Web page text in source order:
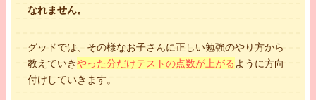
なれません。
グッドでは、その様なお子さんに正しい勉強のやり方から
教えていきやった分だけテストの点数が上がる ように方向
付けしていきます。